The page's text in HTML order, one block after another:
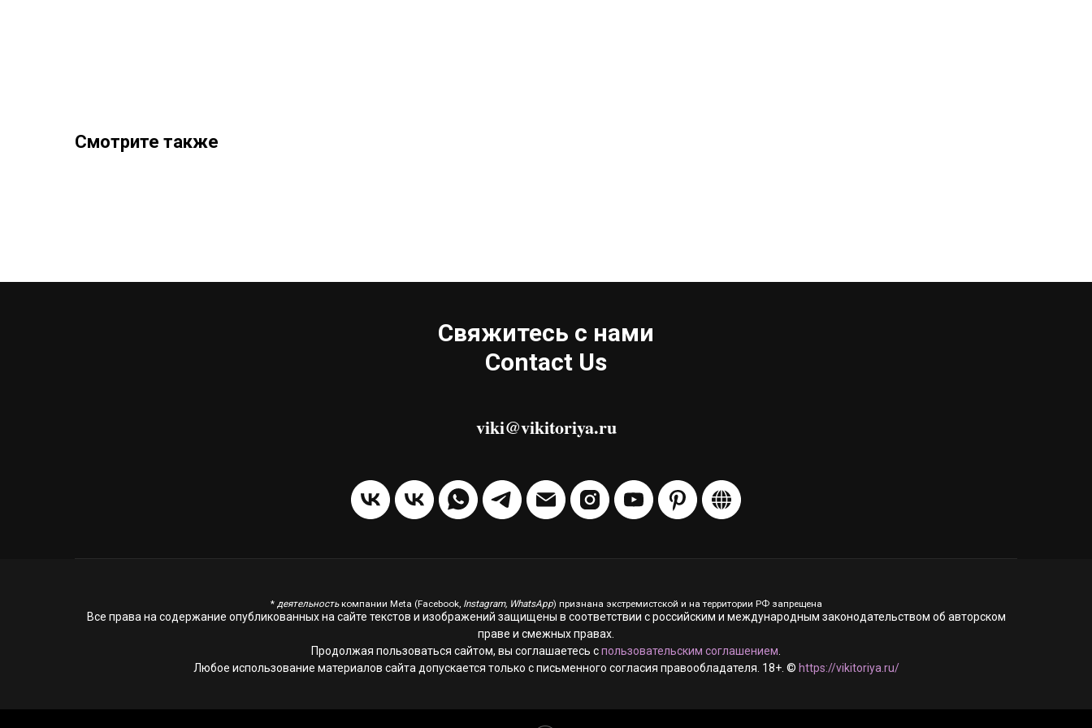
Смотрите также
Свяжитесь с нами
Contact Us
viki@vikitoriya.ru
* деятельностькомпании Meta (Facebook, Instagram, WhatsApp) признана экстремистской и на территории РФ запрещена
Все права на содержание опубликованных на сайте текстов и изображений защищены в соответствии с российским и международным законодательством об авторском
праве и смежных правах.
Продолжая пользоваться сайтом, вы соглашаетесь спользовательским соглашением
Любое использование материалов сайта допускается только с письменного согласия правообладателя. 18+. © https://vikitoriya.ru/